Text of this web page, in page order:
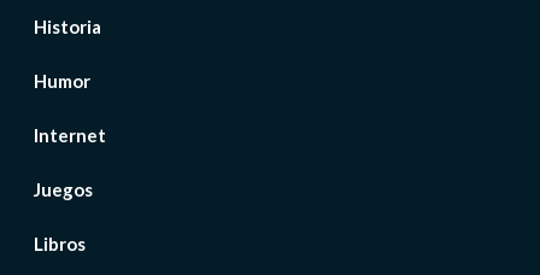
Historia
Humor
Internet
Juegos
Libros